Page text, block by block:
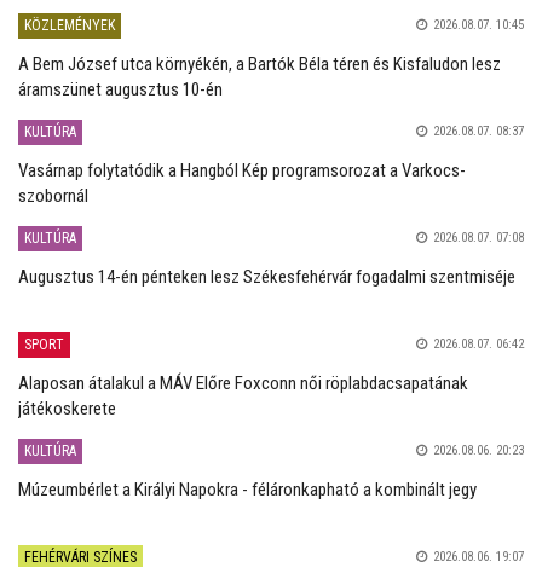
KÖZLEMÉNYEK 2026.08.07. 10:45
A Bem József utca környékén, a Bartók Béla téren és Kisfaludon lesz
áramszünet augusztus 10-én
KULTÚRA 2026.08.07. 08:37
Vasárnap folytatódik a Hangból Kép programsorozat a Varkocs-
szobornál
KULTÚRA 2026.08.07. 07:08
Augusztus 14-én pénteken lesz Székesfehérvár fogadalmi szentmiséje
SPORT 2026.08.07. 06:42
Alaposan átalakul a MÁV Előre Foxconn női röplabdacsapatának
játékoskerete
KULTÚRA 2026.08.06. 20:23
Múzeumbérlet a Királyi Napokra - féláronkapható a kombinált jegy
FEHÉRVÁRI SZÍNES 2026.08.06. 19:07